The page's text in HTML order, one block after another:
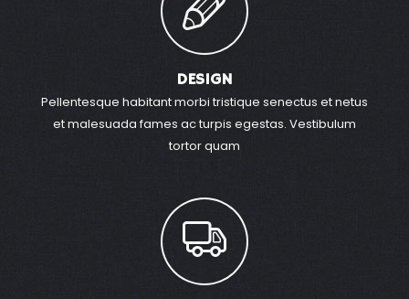
DESIGN
Pellentesque habitant morbi tristique senectus et netus
et malesuada fames ac turpis egestas. Vestibulum
tortor quam